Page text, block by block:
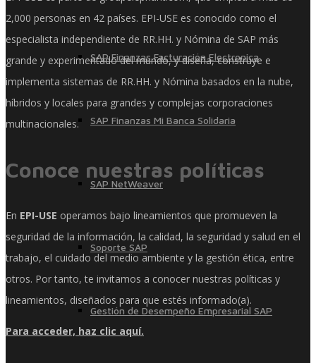
SAP Finanzas Facturación Electronica
SAP Finanzas Mi Banca Solidaria
SAP NetWeaver
Soporte SAP
Gestión de Desempeño Empresarial SAP
2,000 personas en 42 países. EPI-USE es conocido como el
especialista independiente de RR.HH. y Nómina de SAP más
grande y experimentado del mundo, y diseña, construye e
implementa sistemas de RR.HH. y Nómina basados ​​en la nube,
híbridos y locales para grandes y complejas corporaciones
multinacionales.
Conoce nuestras políticas
En EPI-USE operamos bajo lineamientos que promueven la
seguridad de la información, la calidad, la seguridad y salud en el
trabajo, el cuidado del medio ambiente y la gestión ética, entre
otros. Por tanto, te invitamos a conocer nuestras políticas y
lineamientos, diseñados para que estés informado(a).
Para acceder, haz clic aquí.